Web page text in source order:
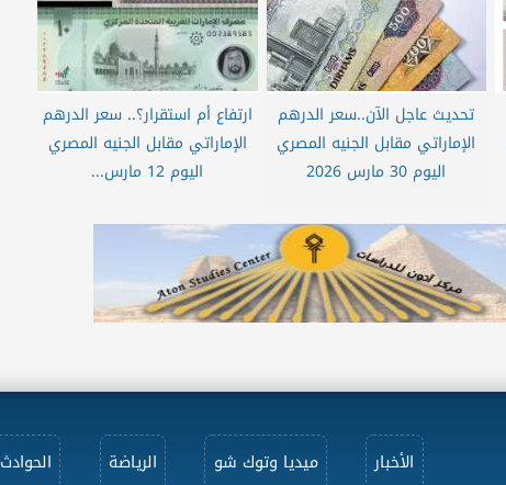
تحديث عاجل الآن..سعر الدرهم
الإماراتي مقابل الجنيه المصري
اليوم 30 مارس 2026
ارتفاع أم استقرار؟.. سعر الدرهم
الإماراتي مقابل الجنيه المصري
اليوم 12 مارس...
الأخبار ميديا وتوك شو الرياضة الحوادث